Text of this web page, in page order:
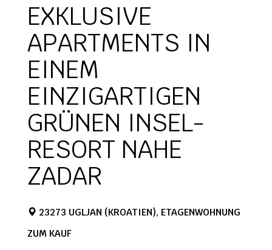
EXKLUSIVE
APARTMENTS IN
EINEM
EINZIGARTIGEN
GRÜNEN INSEL-
RESORT NAHE
ZADAR
23273 UGLJAN (KROATIEN), ETAGENWOHNUNG
ZUM KAUF